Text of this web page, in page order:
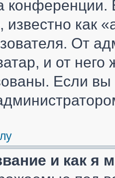
известно как
От
и от него
Если
и как я